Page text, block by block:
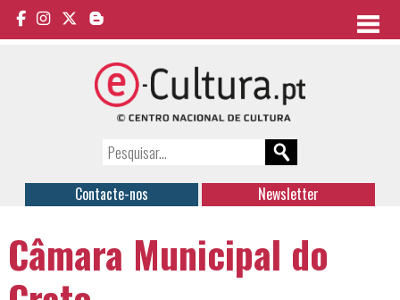
Contacte-nos Newsletter
Câmara Municipal do